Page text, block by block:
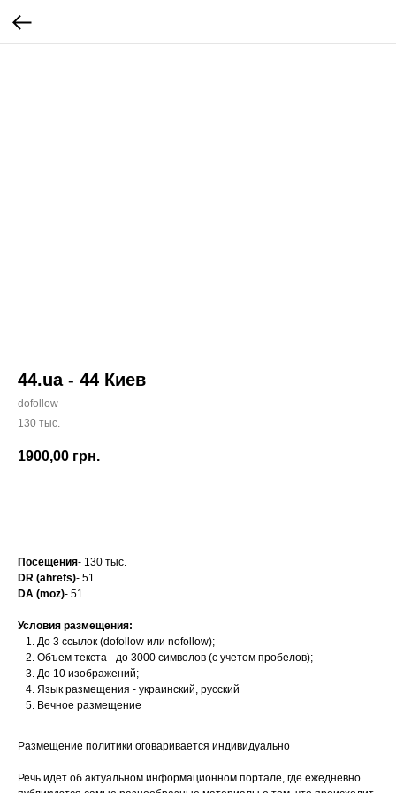
44.ua - 44 Киев
dofollow
130 тыс.
1900,00 грн.
Посещения- 130 тыс.
DR (ahrefs)- 51
DA (moz)- 51
Условия размещения:
До 3 ссылок (dofollow или nofollow);
Объем текста - до 3000 символов (с учетом пробелов);
До 10 изображений;
Язык размещения - украинский, русский
Вечное размещение
Размещение политики оговаривается индивидуально
Речь идет об актуальном информационном портале, где ежедневно